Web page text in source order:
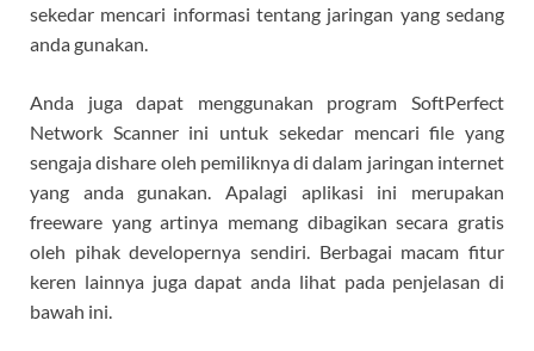
sekedar mencari informasi tentang jaringan yang sedang
anda gunakan.
Anda juga dapat menggunakan program SoftPerfect
Network Scanner ini untuk sekedar mencari file yang
sengaja dishare oleh pemiliknya di dalam jaringan internet
yang anda gunakan. Apalagi aplikasi ini merupakan
freeware yang artinya memang dibagikan secara gratis
oleh pihak developernya sendiri. Berbagai macam fitur
keren lainnya juga dapat anda lihat pada penjelasan di
bawah ini.